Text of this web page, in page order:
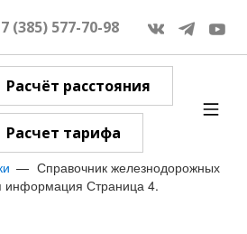
(385) 577-70-98
Расчёт расстояния
Расчет тарифа
Справочник железнодорожных
информация Страница 4.